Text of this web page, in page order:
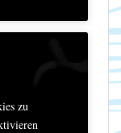
zu